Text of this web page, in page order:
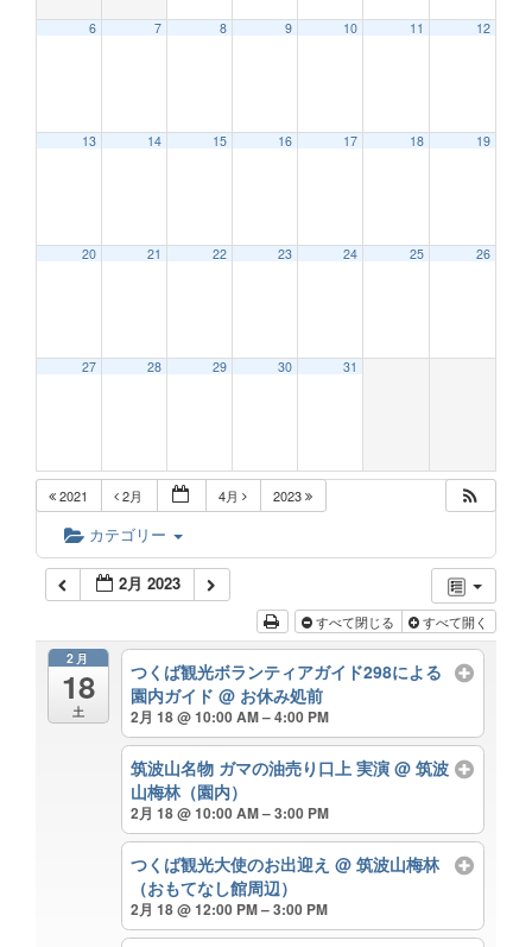
6 7 8 9 10 11 12
13 14 15 16 17 18 19
20 21 22 23 24 25 26
27 28 29 30 31
2021 2月 4月 2023
カテゴリー
2月 2023
すべて閉じる すべて開く
2月
18
土
つくば観光ボランティアガイド298による
園内ガイド@ お休み処前
2月 18 @ 10:00 AM – 4:00 PM
筑波山名物 ガマの油売り口上 実演@ 筑波
山梅林（園内）
2月 18 @ 10:00 AM – 3:00 PM
つくば観光大使のお出迎え@ 筑波山梅林
（おもてなし館周辺）
2月 18 @ 12:00 PM – 3:00 PM